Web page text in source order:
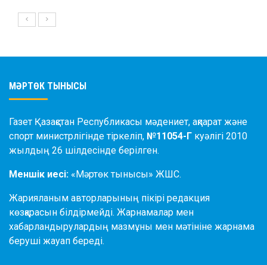
МӘРТӨК ТЫНЫСЫ
Газет Қазақстан Республикасы мәдениет, ақпарат және
спорт министрлігінде тіркеліп, №11054-Г куәлігі 2010
жылдың 26 шілдесінде берілген.
Меншік иесі: «Мәртөк тынысы» ЖШС.
Жарияланым авторларының пікірі редакция
көзқарасын білдірмейді. Жарнамалар мен
хабарландырулардың мазмұны мен мәтініне жарнама
беруші жауап береді.